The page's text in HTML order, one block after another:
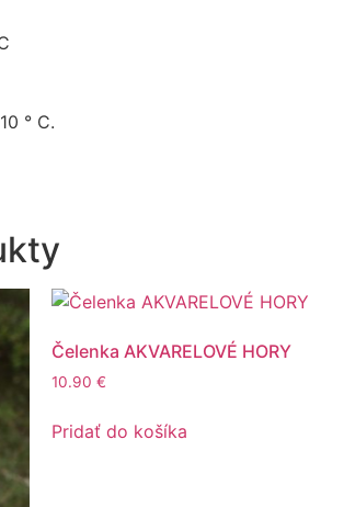
° C.
Čelenka AKVARELOVÉ HORY
10.90 €
Pridať do košíka